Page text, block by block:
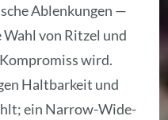
Ablenkungen —
von Ritzel und
wird.
Haltbarkeit und
ein Narrow-Wide-